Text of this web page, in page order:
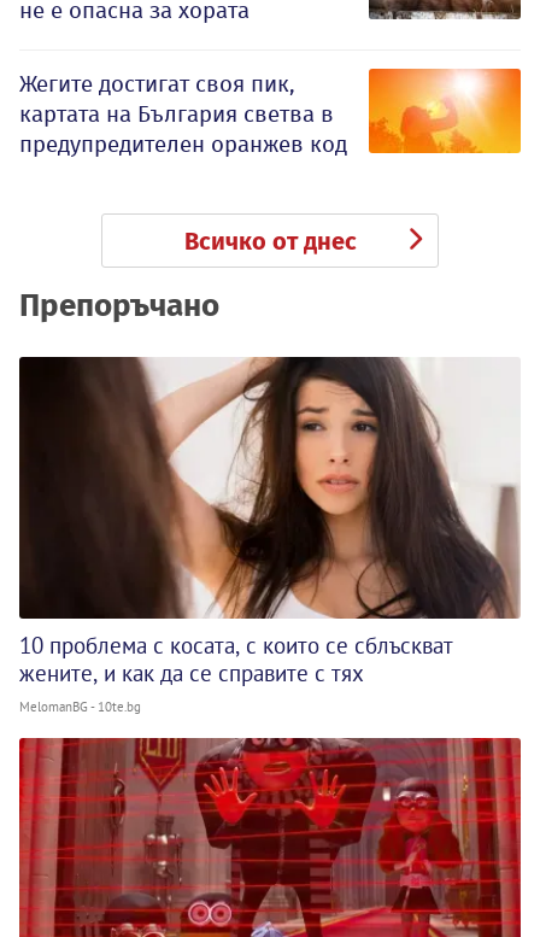
не е опасна за хората
Жегите достигат своя пик,
картата на България светва в
предупредителен оранжев код
Всичко от днес
Препоръчано
10 проблема с косата, с които се сблъскват
жените, и как да се справите с тях
MelomanBG - 10te.bg